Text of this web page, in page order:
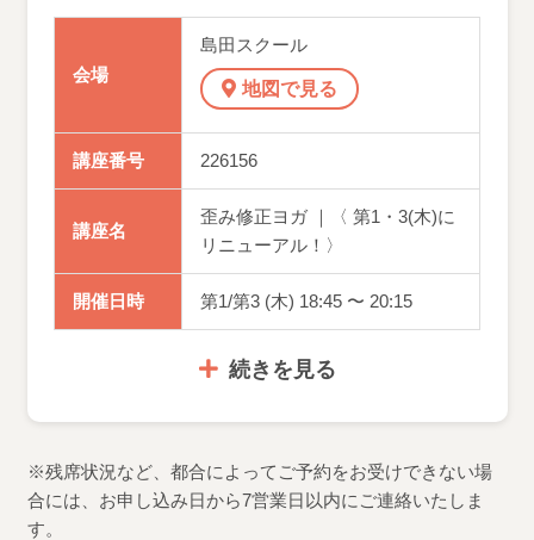
会場
島田スクール
地図で見る
講座番号 226156
講座名
歪み修正ヨガ ｜〈 第1・3(木)に
リニューアル！〉
開催日時 第1/第3 (木) 18:45 〜 20:15
続きを見る
※残席状況など、都合によってご予約をお受けできない場
合には、お申し込み日から7営業日以内にご連絡いたしま
す。